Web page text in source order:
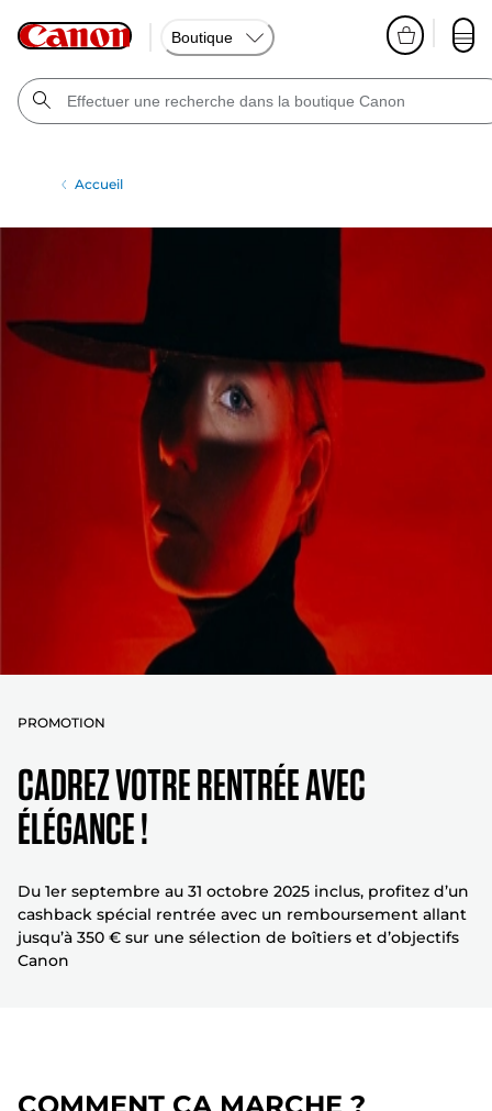
Boutique
Accueil
PROMOTION
CADREZ VOTRE RENTRÉE AVEC
ÉLÉGANCE !
Du 1er septembre au 31 octobre 2025 inclus, profitez d’un
cashback spécial rentrée avec un remboursement allant
jusqu’à 350 € sur une sélection de boîtiers et d’objectifs
Canon
COMMENT ÇA MARCHE ?